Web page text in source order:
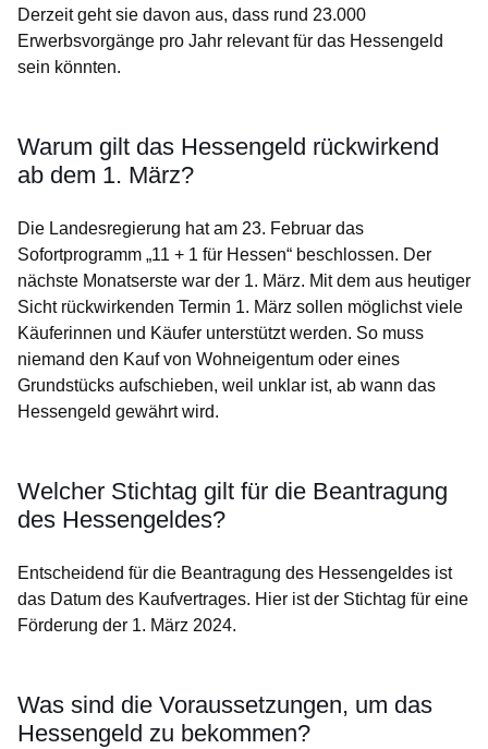
Derzeit geht sie davon aus, dass rund 23.000
Erwerbsvorgänge pro Jahr relevant für das Hessengeld
sein könnten.
Warum gilt das Hessengeld rückwirkend
ab dem 1. März?
Die Landesregierung hat am 23. Februar das
Sofortprogramm „11 + 1 für Hessen“ beschlossen. Der
nächste Monatserste war der 1. März. Mit dem aus heutiger
Sicht rückwirkenden Termin 1. März sollen möglichst viele
Käuferinnen und Käufer unterstützt werden. So muss
niemand den Kauf von Wohneigentum oder eines
Grundstücks aufschieben, weil unklar ist, ab wann das
Hessengeld gewährt wird.
Welcher Stichtag gilt für die Beantragung
des Hessengeldes?
Entscheidend für die Beantragung des Hessengeldes ist
das Datum des Kaufvertrages. Hier ist der Stichtag für eine
Förderung der 1. März 2024.
Was sind die Voraussetzungen, um das
Hessengeld zu bekommen?